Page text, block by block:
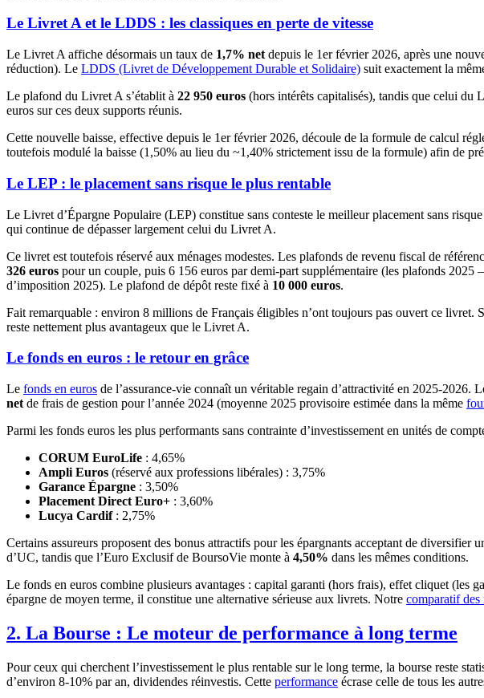
Le Livret A et le LDDS : les classiques en perte de vitesse
Le Livret A affiche désormais un taux de 1,7% net depuis le 1er février 2026, après une
réduction). Le LDDS (Livret de Développement Durable et Solidaire) suit exactement la
Le plafond du Livret A s’établit à 22 950 euros (hors intérêts capitalisés), tandis que celui du
euros sur ces deux supports réunis.
Cette nouvelle baisse, effective depuis le 1er février 2026, découle de la formule de calcul
toutefois modulé la baisse (1,50% au lieu du ~1,40% strictement issu de la formule) afin de
Le LEP : le placement sans risque le plus rentable
Le Livret d’Épargne Populaire (LEP) constitue sans conteste le meilleur placement sans
qui continue de dépasser largement celui du Livret A.
Ce livret est toutefois réservé aux ménages modestes. Les plafonds de revenu fiscal de
326 euros pour un couple, puis 6 156 euros par demi-part supplémentaire (les plafonds
d’imposition 2025). Le plafond de dépôt reste fixé à 10 000 euros.
Fait remarquable : environ 8 millions de Français éligibles n’ont toujours pas ouvert ce livret.
reste nettement plus avantageux que le Livret A.
Le fonds en euros : le retour en grâce
Le fonds en euros de l’assurance-vie connaît un véritable regain d’attractivité en 2025-2026.
net de frais de gestion pour l’année 2024 (moyenne 2025 provisoire estimée dans la même
Parmi les fonds euros les plus performants sans contrainte d’investissement en unités de
CORUM EuroLife : 4,65%
Ampli Euros (réservé aux professions libérales) : 3,75%
Garance Épargne : 3,50%
Placement Direct Euro+ : 3,60%
Lucya Cardif: 2,75%
Certains assureurs proposent des bonus attractifs pour les épargnants acceptant de
d’UC, tandis que l’Euro Exclusif de BoursoVie monte à 4,50% dans les mêmes conditions.
Le fonds en euros combine plusieurs avantages : capital garanti (hors frais), effet cliquet (les
épargne de moyen terme, il constitue une alternative sérieuse aux livrets. Notre comparatif des
2. La Bourse : Le moteur de performance à long terme
Pour ceux qui cherchent l’investissement le plus rentable sur le long terme, la bourse reste
d’environ 8-10% par an, dividendes réinvestis. Cette performance écrase celle de tous les